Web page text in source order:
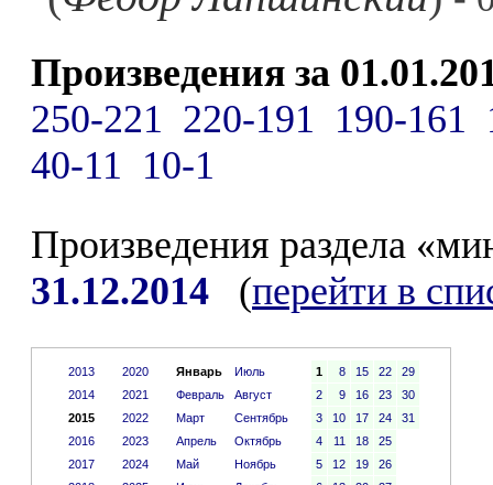
Произведения за
250-221 220-191 190-161
40-11 10-1
Произведения раздела
31.12.2014 (перейти в
2013
2014
2015
2016
2017
2020
2021
2022
2023
2024
Январь
Июль
Февраль
Август
Март
Сентябрь
Апрель
Октябрь
Май
Ноябрь
1 8 15 22
29
2
9 16 23
30
3
10 17 24
31
4
11 18
25
5
12 19
26